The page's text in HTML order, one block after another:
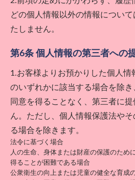
どの個人情報以外の情報につい
たしません。
第6条 個人情報の第三者への
1.お客様よりお預かりした個人情
のいずれかに該当する場合を除
同意を得ることなく、第三者に
ん。ただし、個人情報保護法や
る場合を除きます。
法令に基づく場合
人の生命、身体または財産の保護のため
得ることが困難である場合
公衆衛生の向上または児童の健全な育成